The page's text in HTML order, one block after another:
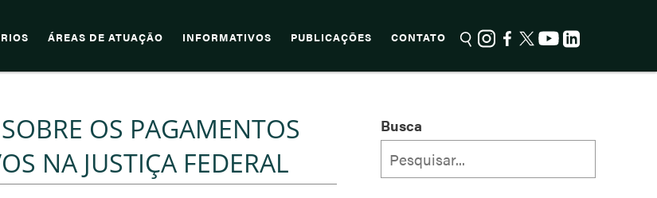
ÁREAS DE ATUAÇÃO INFORMATIVOS PUBLICAÇÕES CONTATO
OS PAGAMENTOS
NA JUSTIÇA FEDERAL
Busca